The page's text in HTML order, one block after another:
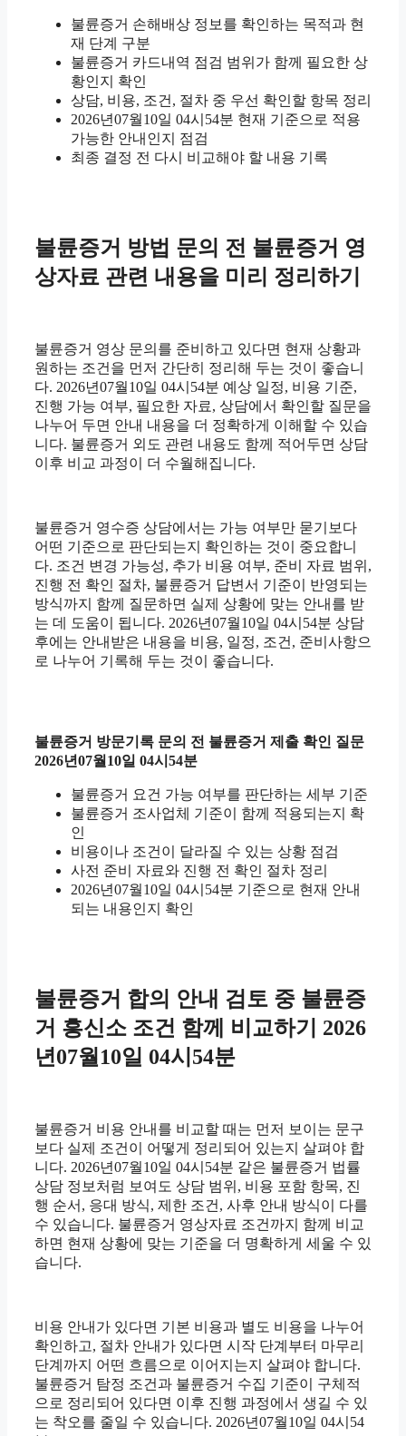
불륜증거 손해배상 정보를 확인하는 목적과 현
재 단계 구분
불륜증거 카드내역 점검 범위가 함께 필요한 상
황인지 확인
상담, 비용, 조건, 절차 중 우선 확인할 항목 정리
2026년07월10일 04시54분 현재 기준으로 적용
가능한 안내인지 점검
최종 결정 전 다시 비교해야 할 내용 기록
불륜증거 방법 문의 전 불륜증거 영
상자료 관련 내용을 미리 정리하기
불륜증거 영상 문의를 준비하고 있다면 현재 상황과
원하는 조건을 먼저 간단히 정리해 두는 것이 좋습니
다. 2026년07월10일 04시54분 예상 일정, 비용 기준,
진행 가능 여부, 필요한 자료, 상담에서 확인할 질문을
나누어 두면 안내 내용을 더 정확하게 이해할 수 있습
니다. 불륜증거 외도 관련 내용도 함께 적어두면 상담
이후 비교 과정이 더 수월해집니다.
불륜증거 영수증 상담에서는 가능 여부만 묻기보다
어떤 기준으로 판단되는지 확인하는 것이 중요합니
다. 조건 변경 가능성, 추가 비용 여부, 준비 자료 범위,
진행 전 확인 절차, 불륜증거 답변서 기준이 반영되는
방식까지 함께 질문하면 실제 상황에 맞는 안내를 받
는 데 도움이 됩니다. 2026년07월10일 04시54분 상담
후에는 안내받은 내용을 비용, 일정, 조건, 준비사항으
로 나누어 기록해 두는 것이 좋습니다.
불륜증거 방문기록 문의 전 불륜증거 제출 확인 질문
2026년07월10일 04시54분
불륜증거 요건 가능 여부를 판단하는 세부 기준
불륜증거 조사업체 기준이 함께 적용되는지 확
인
비용이나 조건이 달라질 수 있는 상황 점검
사전 준비 자료와 진행 전 확인 절차 정리
2026년07월10일 04시54분 기준으로 현재 안내
되는 내용인지 확인
불륜증거 합의 안내 검토 중 불륜증
거 흥신소 조건 함께 비교하기 2026
년07월10일 04시54분
불륜증거 비용 안내를 비교할 때는 먼저 보이는 문구
보다 실제 조건이 어떻게 정리되어 있는지 살펴야 합
니다. 2026년07월10일 04시54분 같은 불륜증거 법률
상담 정보처럼 보여도 상담 범위, 비용 포함 항목, 진
행 순서, 응대 방식, 제한 조건, 사후 안내 방식이 다를
수 있습니다. 불륜증거 영상자료 조건까지 함께 비교
하면 현재 상황에 맞는 기준을 더 명확하게 세울 수 있
습니다.
비용 안내가 있다면 기본 비용과 별도 비용을 나누어
확인하고, 절차 안내가 있다면 시작 단계부터 마무리
단계까지 어떤 흐름으로 이어지는지 살펴야 합니다.
불륜증거 탐정 조건과 불륜증거 수집 기준이 구체적
으로 정리되어 있다면 이후 진행 과정에서 생길 수 있
는 착오를 줄일 수 있습니다. 2026년07월10일 04시54